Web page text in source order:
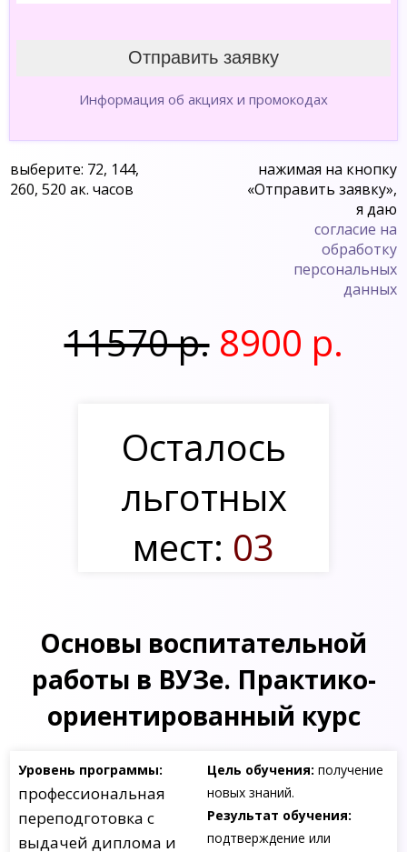
Информация об акциях и промокодах
выберите: 72, 144,
260, 520 ак. часов
нажимая на кнопку
«Отправить заявку»,
я даю
согласие на
обработку
персональных
данных
11570 р. 8900 р.
Осталось
льготных
мест: 03
Основы воспитательной
работы в ВУЗе. Практико-
ориентированный курс
Уровень программы:
профессиональная
переподготовка с
выдачей диплома и
Цель обучения: получение
новых знаний.
Результат обучения:
подтверждение или